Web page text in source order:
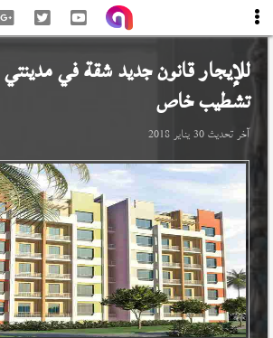
للإيجار قانون جديد شقة فيمدينتي
تشطيب خاص
آخر تحديث30 يناير 2018